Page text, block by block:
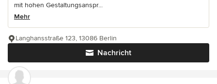
mit hohen Gestaltungsanspr...
Mehr
Nachricht
Langhansstraße 123, 13086 Berlin